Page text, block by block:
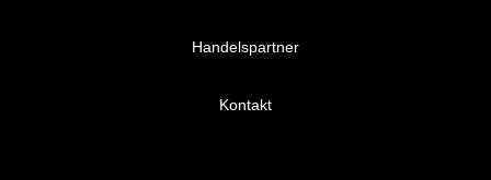
Handelspartner
Kontakt